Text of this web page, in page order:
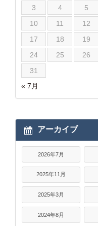
« 7月
3
4 5
10
11 12
17
18 19
24
25 26
31
アーカイブ
2026年7月
2025年11月
2025年3月
2024年8月